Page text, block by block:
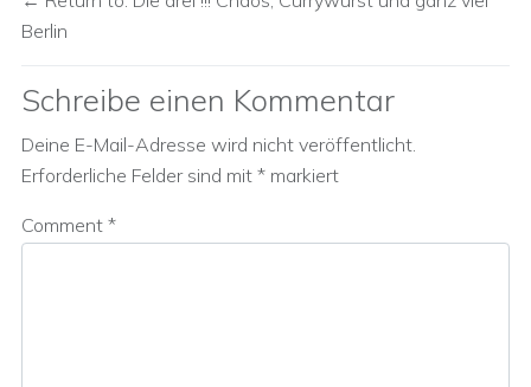
Berlin
Schreibe einen Kommentar
Deine E-Mail-Adresse wird nicht veröffentlicht.
Erforderliche Felder sind mit * markiert
Comment *